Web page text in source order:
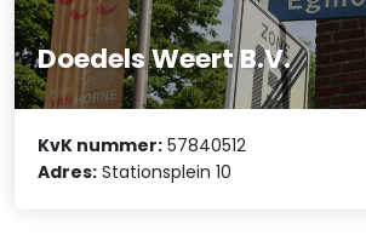
Doedels Weert B.V.
KvK nummer: 57840512
Adres: Stationsplein 10